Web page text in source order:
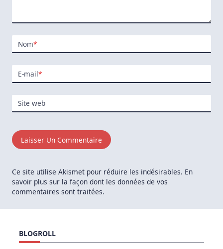
Nom*
E-mail*
Site web
Ce site utilise Akismet pour réduire les indésirables. En
savoir plus sur la façon dont les données de vos
commentaires sont traitées.
BLOGROLL